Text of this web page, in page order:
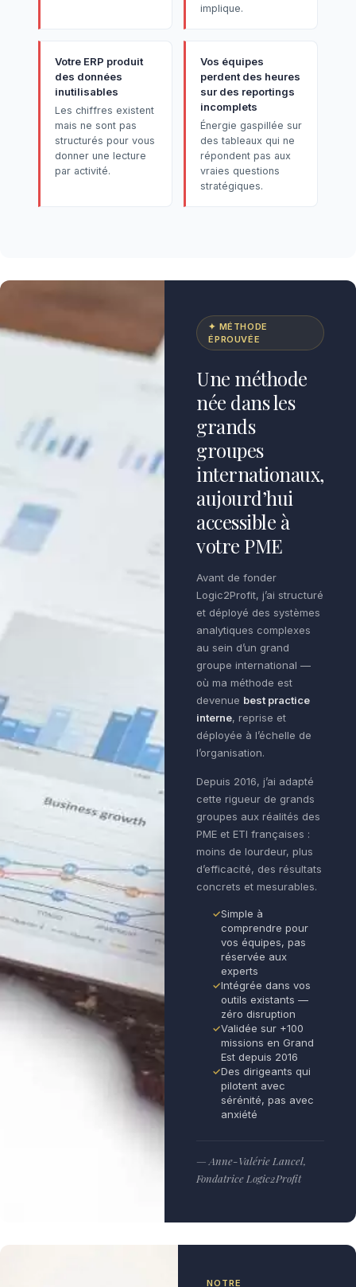
implique.
Votre ERP produit
des données
inutilisables
Les chiffres existent
mais ne sont pas
structurés pour vous
donner une lecture
par activité.
Vos équipes
perdent des heures
sur des reportings
incomplets
Énergie gaspillée sur
des tableaux qui ne
répondent pas aux
vraies questions
stratégiques.
✦ MÉTHODE
ÉPROUVÉE
Une méthode
née dans les
grands
groupes
internationaux,
aujourd’hui
accessible à
votre PME
Avant de fonder
Logic2Profit, j’ai structuré
et déployé des systèmes
analytiques complexes
au sein d’un grand
groupe international —
où ma méthode est
devenue best practice
interne, reprise et
déployée à l’échelle de
l’organisation.
Depuis 2016, j’ai adapté
cette rigueur de grands
groupes aux réalités des
PME et ETI françaises :
moins de lourdeur, plus
d’efficacité, des résultats
concrets et mesurables.
Simple à
comprendre pour
vos équipes, pas
réservée aux
experts
Intégrée dans vos
outils existants —
zéro disruption
Validée sur +100
missions en Grand
Est depuis 2016
Des dirigeants qui
pilotent avec
sérénité, pas avec
anxiété
— Anne-Valérie Lancel,
Fondatrice Logic2Profit
NOTRE